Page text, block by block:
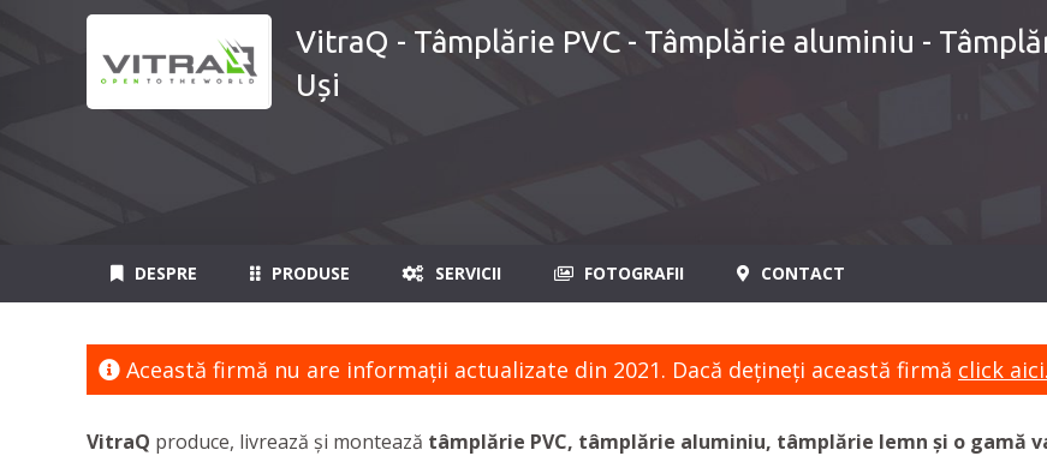
VitraQ - Tâmplărie PVC - Tâmplărie aluminiu -
Uși
DESPRE PRODUSE SERVICII FOTOGRAFII CONTACT
Această firmă nu are informaţii actualizate din 2021. Dacă dețineți această firmă click aici.
VitraQ produce, livrează și montează tâmplărie PVC, tâmplărie aluminiu, tâmplărie lemn și o gamă